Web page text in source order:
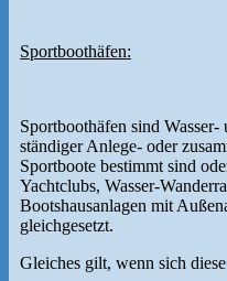
Sportboothäfen:
Sportboothäfen sind
ständiger Anlege- oder
Sportboote bestimmt sind
Yachtclubs, Wasser-
Bootshausanlagen mit
gleichgesetzt.
Gleiches gilt, wenn sich